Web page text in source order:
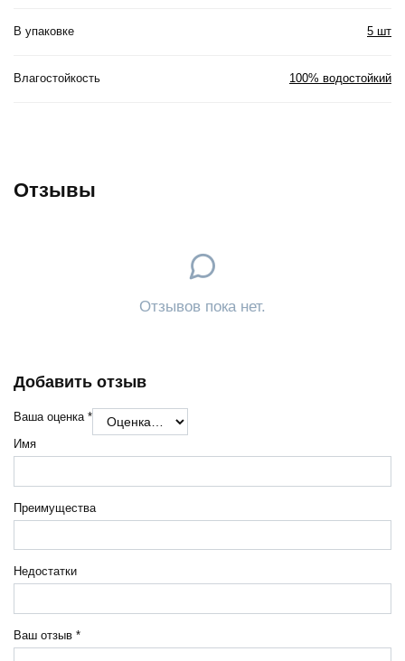
В упаковке 5 шт
Влагостойкость 100% водостойкий
Отзывы
Отзывов пока нет.
Добавить отзыв
Ваша оценка *
Ваш отзыв *
Имя
Преимущества
Недостатки